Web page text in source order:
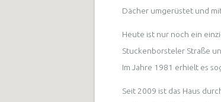
Dächer umgerüstet und
Heute ist nur noch ein
Stuckenborsteler Straße
Im Jahre 1981 erhielt es
Seit 2009 ist das Haus